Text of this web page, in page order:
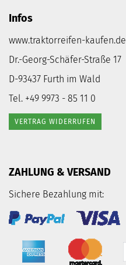
Infos
www.traktorreifen-kaufen.de
Dr.-Georg-Schäfer-Straße 17
D-93437 Furth im Wald
Tel. +49 9973 - 85 11 0
VERTRAG WIDERRUFEN
ZAHLUNG & VERSAND
Sichere Bezahlung mit: